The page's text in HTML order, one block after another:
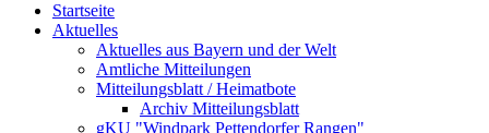
Startseite
Aktuelles
Aktuelles aus Bayern und der Welt
Amtliche Mitteilungen
Mitteilungsblatt / Heimatbote
Archiv Mitteilungsblatt
gKU "Windpark Pettendorfer Rangen"